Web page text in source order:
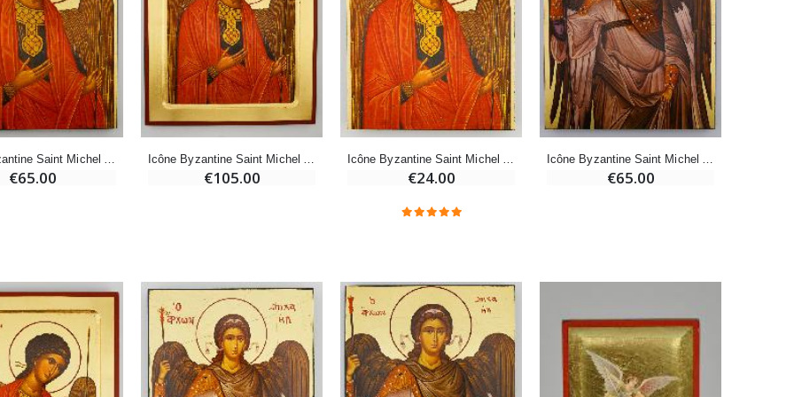
Déposez votre Neuvaine à Lourdes
€12.00 €9.60
Bonbons Pastilles Menthe à l'Eau de Lourdes - 130g
€7.90
-25%
€78.00 €58.50
€21.90
€12.90
€2.50
Déposez votre Neuvaine à Lourdes
€12.00 €9.60
Bonbons Pastilles Menthe à l'Eau de Lourdes - 130g
€7.90
-25%
Lot de 20 Bougies de Neuvaine Blanches
€78.00 €58.50
€65.00 €105.00 €24.00 €65.00